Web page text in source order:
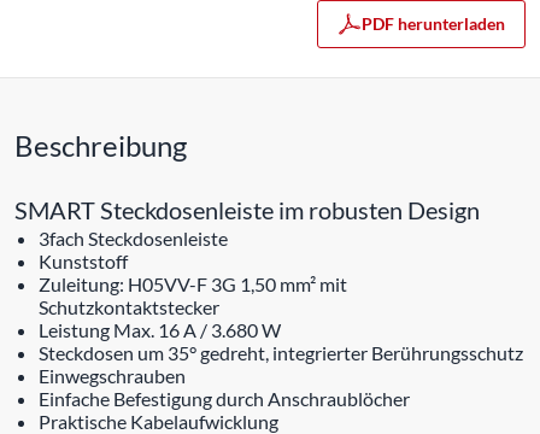
PDF herunterladen
Beschreibung
SMART Steckdosenleiste im robusten Design
3fach Steckdosenleiste
Kunststoff
Zuleitung: H05VV-F 3G 1,50 mm² mit
Schutzkontaktstecker
Leistung Max. 16 A / 3.680 W
Steckdosen um 35° gedreht, integrierter Berührungsschutz
Einwegschrauben
Einfache Befestigung durch Anschraublöcher
Praktische Kabelaufwicklung